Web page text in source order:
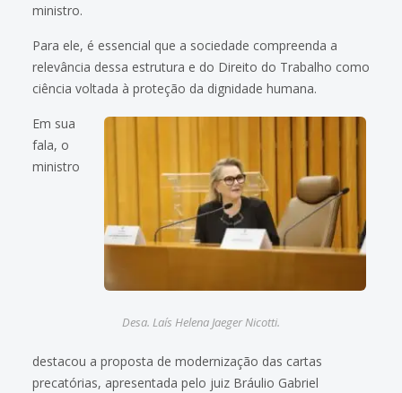
ministro.
Para ele, é essencial que a sociedade compreenda a
relevância dessa estrutura e do Direito do Trabalho como
ciência voltada à proteção da dignidade humana.
Desa. Laís Helena Jaeger Nicotti.
Em sua
fala, o
ministro
destacou a proposta de modernização das cartas
precatórias, apresentada pelo juiz Bráulio Gabriel